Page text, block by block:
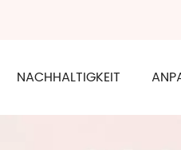
NACHHALTIGKEIT